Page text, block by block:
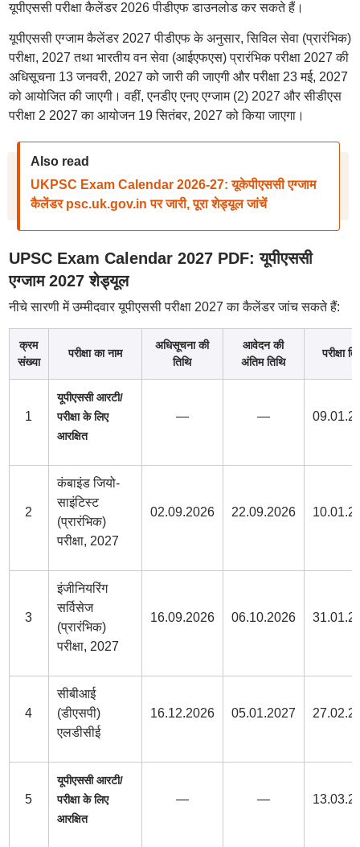
यूपीएससी परीक्षा कैलेंडर 2026 पीडीएफ डाउनलोड कर सकते हैं।
यूपीएससी एग्जाम कैलेंडर 2027 पीडीएफ के अनुसार, सिविल सेवा (प्रारंभिक)
परीक्षा, 2027 तथा भारतीय वन सेवा (आईएफएस) प्रारंभिक परीक्षा 2027 की
अधिसूचना 13 जनवरी, 2027 को जारी की जाएगी और परीक्षा 23 मई, 2027
को आयोजित की जाएगी। वहीं, एनडीए एनए एग्जाम (2) 2027 और सीडीएस
परीक्षा 2 2027 का आयोजन 19 सितंबर, 2027 को किया जाएगा।
Also read
UKPSC Exam Calendar 2026-27: यूकेपीएससी एग्जाम
कैलेंडर psc.uk.gov.in पर जारी, पूरा शेड्यूल जांचें
UPSC Exam Calendar 2027 PDF: यूपीएससी
एग्जाम 2027 शेड्यूल
नीचे सारणी में उम्मीदवार यूपीएससी परीक्षा 2027 का कैलेंडर जांच सकते हैं:
क्रम
संख्या
परीक्षा का नाम
अधिसूचना की
तिथि
आवेदन की
अंतिम तिथि
परीक्षा
1
यूपीएससी आरटी/
परीक्षा के लिए
आरक्षित
— —
2
कंबाइंड जियो-
साइंटिस्ट
(प्रारंभिक)
परीक्षा, 2027
02.09.2026 22.09.2026
3
इंजीनियरिंग
सर्विसेज
(प्रारंभिक)
परीक्षा, 2027
16.09.2026 06.10.2026
4
सीबीआई
(डीएसपी)
एलडीसीई
16.12.2026 05.01.2027
5
यूपीएससी आरटी/
परीक्षा के लिए
आरक्षित
— —